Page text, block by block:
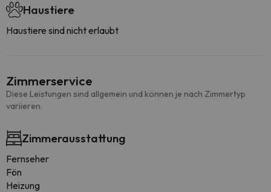
Haustiere
Haustiere sind nicht erlaubt
Zimmerservice
Diese Leistungen sind allgemein und können je nach Zimmertyp
variieren.
Zimmerausstattung
Fernseher
Fön
Heizung